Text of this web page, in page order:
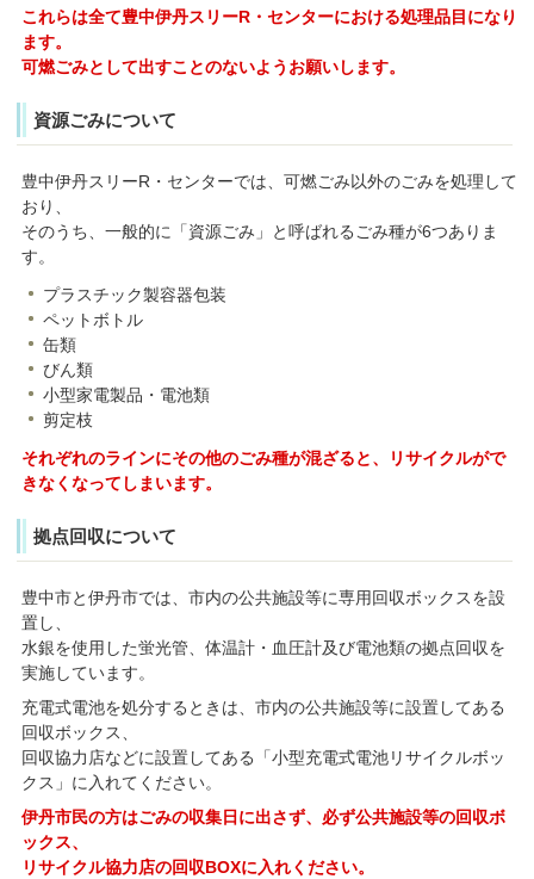
これらは全て豊中伊丹スリーR・センターにおける処理品目になり
ます。
可燃ごみとして出すことのないようお願いします。
資源ごみについて
豊中伊丹スリーR・センターでは、可燃ごみ以外のごみを処理して
おり、
そのうち、一般的に「資源ごみ」と呼ばれるごみ種が6つありま
す。
プラスチック製容器包装
ペットボトル
缶類
びん類
小型家電製品・電池類
剪定枝
それぞれのラインにその他のごみ種が混ざると、
リサイクルがで
きなくなってしまいます。
拠点回収について
豊中市と伊丹市では、市内の公共施設等に専用回収ボックスを設
置し、
水銀を使用した蛍光管、体温計・血圧計及び電池類の拠点回収を
実施しています。
充電式電池を処分するときは、市内の公共施設等に設置してある
回収ボックス、
回収協力店などに設置してある「小型充電式電池リサイクルボッ
クス」に入れてください。
伊丹市民の方はごみの収集日に出さず、必ず公共施設等の回収ボ
ックス、
リサイクル協力店の回収BOXに入れください。